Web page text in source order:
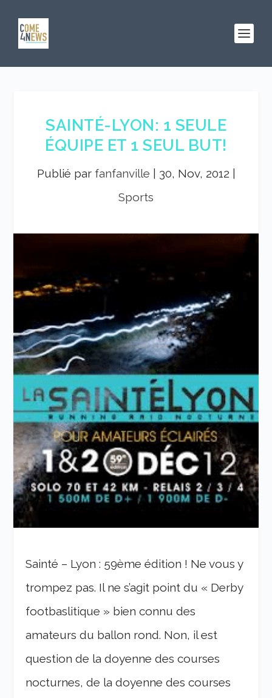
SAINTÉ-LYON: 1 SEULE
ÉQUIPE ET 1 SEUL BUT!
Publié par fanfanville 30, Nov, 2012
Sports
Sainté – Lyon : 59ème édition ! Ne vous y
trompez pas. Il ne s’agit point du « Derby
footbaslitique » bien connu des
amateurs du ballon rond. Non, il est
question de la doyenne des courses
nocturnes, de la doyenne des courses